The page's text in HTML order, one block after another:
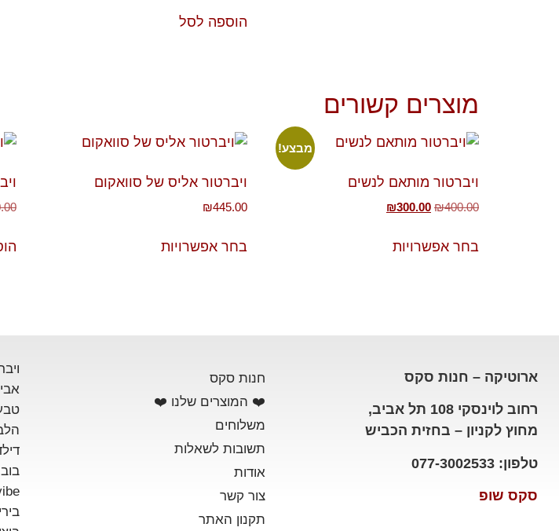
הוספה לסל
מוצרים קשורים
מבצע!
ויברטור מותאם לנשים
₪400.00
₪300.00
בחר אפשרויות
ויברטור אליס של סוואקום
₪445.00
בחר אפשרויות
ארוטיקה – חנות סקס
רחוב לוינסקי 108 תל אביב,
מחוץ לקניון – בחזית הכביש
טלפון: 077-3002533
סקס שופ
חנות סקס
❤️ המוצרים שלנו ❤️
משלוחים
תשובות לשאלות
אודות
צור קשר
תקנון האתר